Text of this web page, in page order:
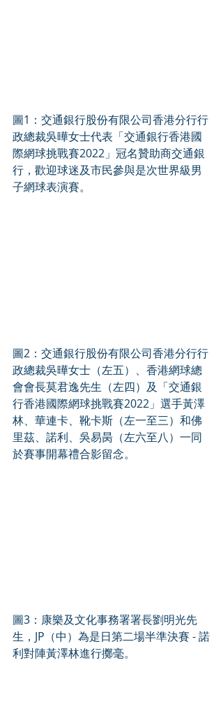
圖1：交通銀行股份有限公司香港分行行
政總裁吳曄女士代表「交通銀行香港國
際網球挑戰賽2022」冠名贊助商交通銀
行，歡迎球迷及市民參與是次世界級男
子網球表演賽。
圖2：交通銀行股份有限公司香港分行行
政總裁吳曄女士（左五）、香港網球總
會會長莫君逸先生（左四）及「交通銀
行香港國際網球挑戰賽2022」選手黃澤
林、華連卡、靴卡斯（左一至三）和佛
里茲、諾利、吳易昺（左六至八）一同
於賽事開幕禮合影留念。
圖3：康樂及文化事務署署長劉明光先
生，JP（中）為是日第二場半準決賽 - 諾
利對陣黃澤林進行擲毫。